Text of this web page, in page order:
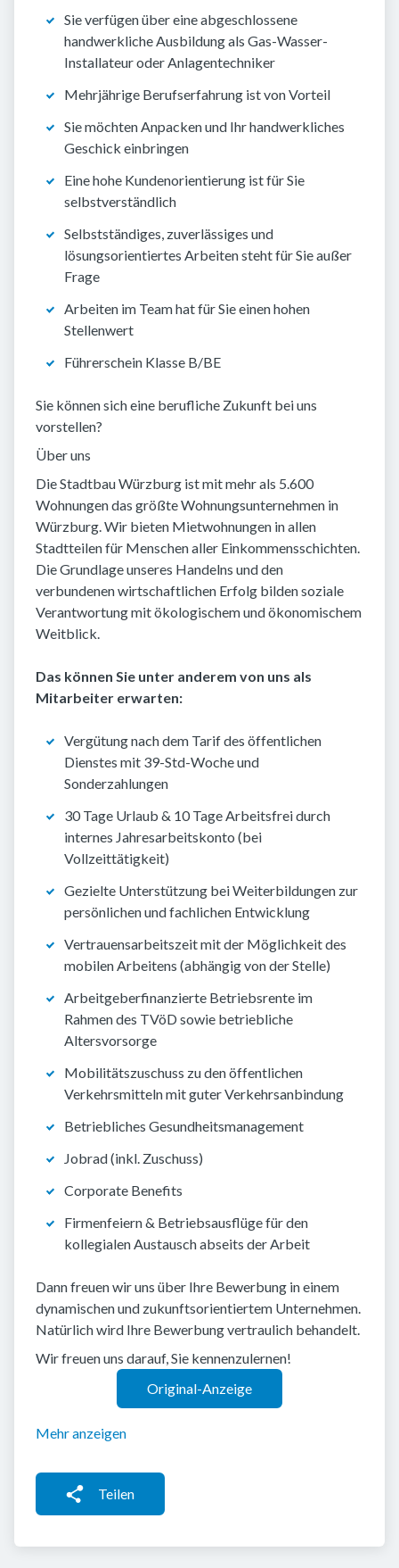
Sie verfügen über eine abgeschlossene
handwerkliche Ausbildung als Gas-Wasser-
Installateur oder Anlagentechniker
Mehrjährige Berufserfahrung ist von Vorteil
Sie möchten Anpacken und Ihr handwerkliches
Geschick einbringen
Eine hohe Kundenorientierung ist für Sie
selbstverständlich
Selbstständiges, zuverlässiges und
lösungsorientiertes Arbeiten steht für Sie außer
Frage
Arbeiten im Team hat für Sie einen hohen
Stellenwert
Führerschein Klasse B/BE
Sie können sich eine berufliche Zukunft bei uns
vorstellen?
Über uns
Die Stadtbau Würzburg ist mit mehr als 5.600
Wohnungen das größte Wohnungsunternehmen in
Würzburg. Wir bieten Mietwohnungen in allen
Stadtteilen für Menschen aller Einkommensschichten.
Die Grundlage unseres Handelns und den
verbundenen wirtschaftlichen Erfolg bilden soziale
Verantwortung mit ökologischem und ökonomischem
Weitblick.
Das können Sie unter anderem von uns als
Mitarbeiter erwarten:
Vergütung nach dem Tarif des öffentlichen
Dienstes mit 39-Std-Woche und
Sonderzahlungen
30 Tage Urlaub & 10 Tage Arbeitsfrei durch
internes Jahresarbeitskonto (bei
Vollzeittätigkeit)
Gezielte Unterstützung bei Weiterbildungen zur
persönlichen und fachlichen Entwicklung
Vertrauensarbeitszeit mit der Möglichkeit des
mobilen Arbeitens (abhängig von der Stelle)
Arbeitgeberfinanzierte Betriebsrente im
Rahmen des TVöD sowie betriebliche
Altersvorsorge
Mobilitätszuschuss zu den öffentlichen
Verkehrsmitteln mit guter Verkehrsanbindung
Betriebliches Gesundheitsmanagement
Jobrad (inkl. Zuschuss)
Corporate Benefits
Firmenfeiern & Betriebsausflüge für den
kollegialen Austausch abseits der Arbeit
Dann freuen wir uns über Ihre Bewerbung in einem
dynamischen und zukunftsorientiertem Unternehmen.
Natürlich wird Ihre Bewerbung vertraulich behandelt.
Wir freuen uns darauf, Sie kennenzulernen!
Original-Anzeige
Mehr anzeigen
Teilen